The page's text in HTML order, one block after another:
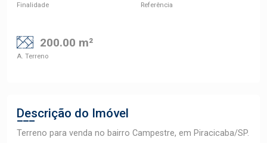
Finalidade Referência
200.00 m²
A. Terreno
Descrição do Imóvel
Terreno para venda no bairro Campestre, em Piracicaba/SP.